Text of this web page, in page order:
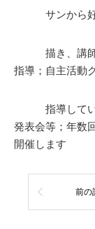
サンから好き
描き、講師
指導；自主活動
指導してい
発表会等；年数
開催します
前の